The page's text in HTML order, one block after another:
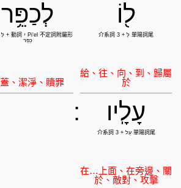
ל֖וֹ לְכַפֵּ֥ר
עָלָֽיו :